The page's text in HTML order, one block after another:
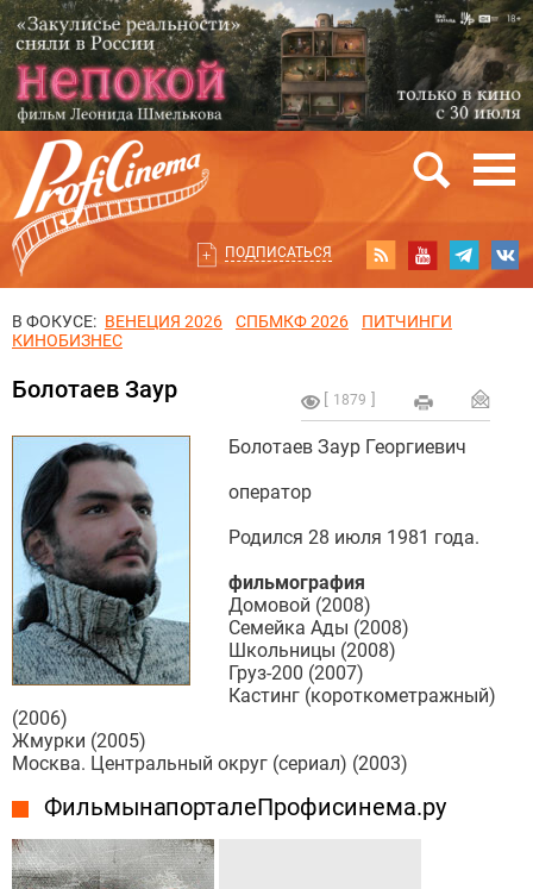
ПОДПИСАТЬСЯ
В ФОКУСЕ: ВЕНЕЦИЯ 2026 СПБМКФ 2026
ПИТЧИНГИ
КИНОБИЗНЕС
1879
Болотаев Заур
Болотаев Заур Георгиевич
оператор
Родился 28 июля 1981 года.
фильмография
Домовой (2008)
Семейка Ады (2008)
Школьницы (2008)
Груз-200 (2007)
Кастинг (короткометражный)
(2006)
Жмурки (2005)
Москва. Центральный округ (сериал) (2003)
Фильмы на портале Профисинема.ру